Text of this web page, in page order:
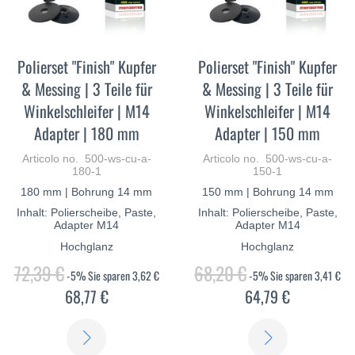
Polierset "Finish" Kupfer
& Messing | 3 Teile für
Winkelschleifer | M14
Adapter | 180 mm
Articolo no. 500-ws-cu-a-
180-1
180 mm | Bohrung 14 mm
Inhalt: Polierscheibe, Paste,
Adapter M14
Hochglanz
72,39 €-5%Sie sparen3,62 €
68,77 €
Polierset "Finish" Kupfer
& Messing | 3 Teile für
Winkelschleifer | M14
Adapter | 150 mm
Articolo no. 500-ws-cu-a-
150-1
150 mm | Bohrung 14 mm
Inhalt: Polierscheibe, Paste,
Adapter M14
Hochglanz
68,20 €-5%Sie sparen3,41 €
64,79 €